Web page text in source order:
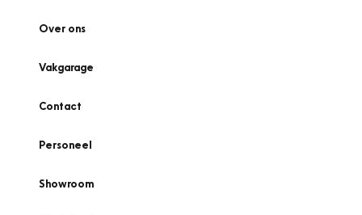
Over ons
Vakgarage
Contact
Personeel
Showroom